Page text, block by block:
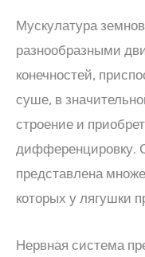
Мускулатура
разнообразными
конечностей,
суше, в
строение и
дифференцировку.
представлена
которых у лягушки
Нервная система